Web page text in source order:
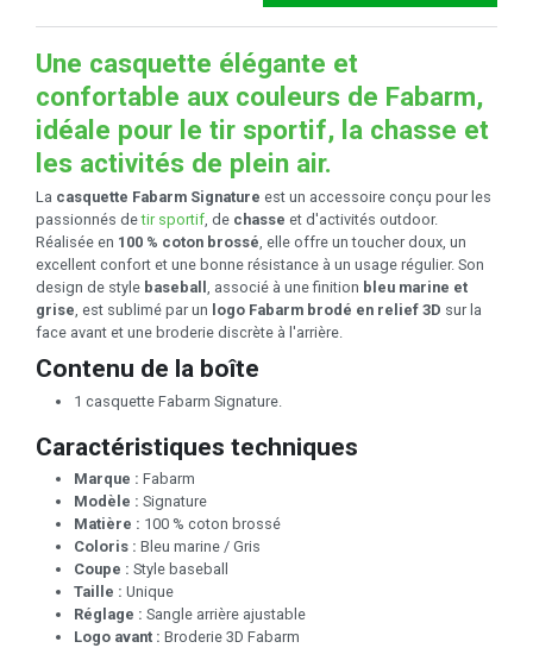
Une casquette élégante et
confortable aux couleurs de Fabarm,
idéale pour le tir sportif, la chasse et
les activités de plein air.
La casquette Fabarm Signature est un accessoire conçu pour les
passionnés detir sportif , de chasse et d'activités outdoor.
Réalisée en 100 % coton brossé , elle offre un toucher doux, un
excellent confort et une bonne résistance à un usage régulier. Son
design de style baseball , associé à une finition bleu marine et
grise , est sublimé par un logo Fabarm brodé en relief 3D sur la
face avant et une broderie discrète à l'arrière.
Contenu de la boîte
1 casquette Fabarm Signature.
Caractéristiques techniques
Marque : Fabarm
Modèle : Signature
Matière : 100 % coton brossé
Coloris : Bleu marine / Gris
Coupe : Style baseball
Taille : Unique
Réglage : Sangle arrière ajustable
Logo avant : Broderie 3D Fabarm